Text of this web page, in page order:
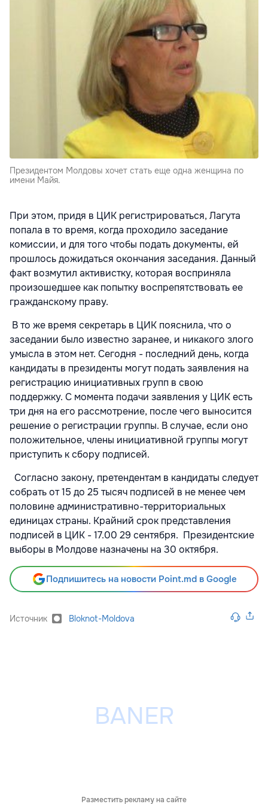
Президентом Молдовы хочет стать еще одна женщина по
имени Майя.
При этом, придя в ЦИК регистрироваться, Лагута
попала в то время, когда проходило заседание
комиссии, и для того чтобы подать документы, ей
прошлось дожидаться окончания заседания. Данный
факт возмутил активистку, которая восприняла
произошедшее как попытку воспрепятствовать ее
гражданскому праву.
В то же время секретарь в ЦИК пояснила, что о
заседании было известно заранее, и никакого злого
умысла в этом нет. Сегодня - последний день, когда
кандидаты в президенты могут подать заявления на
регистрацию инициативных групп в свою
поддержку. С момента подачи заявления у ЦИК есть
три дня на его рассмотрение, после чего выносится
решение о регистрации группы. В случае, если оно
положительное, члены инициативной группы могут
приступить к сбору подписей.
Согласно закону, претендентам в кандидаты следует
собрать от 15 до 25 тысяч подписей в не менее чем
половине административно-территориальных
единицах страны. Крайний срок представления
подписей в ЦИК - 17.00 29 сентября. Президентские
выборы в Молдове назначены на 30 октября.
Подпишитесь на новости Point.md в Google
Источник Bloknot-Moldova
Разместить рекламу на сайте